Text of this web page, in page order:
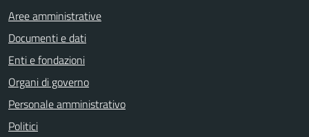
Aree amministrative
Documenti e dati
Enti e fondazioni
Organi di governo
Personale amministrativo
Politici